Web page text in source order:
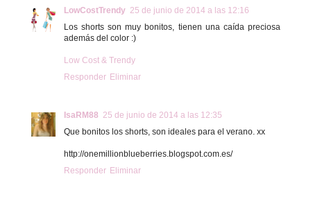
LowCostTrendy 25 de junio de 2014 a las 12:16
Los shorts son muy bonitos, tienen una caída preciosa
además del color :)
Low Cost & Trendy
Responder Eliminar
IsaRM88 25 de junio de 2014 a las 12:35
Que bonitos los shorts, son ideales para el verano. xx
http://onemillionblueberries.blogspot.com.es/
Responder Eliminar